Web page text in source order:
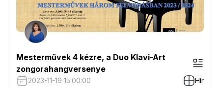
Mesterművek 4 kézre, a Duo Klavi-Art
zongorahangversenye
2023-11-19 15:00:00 Hír